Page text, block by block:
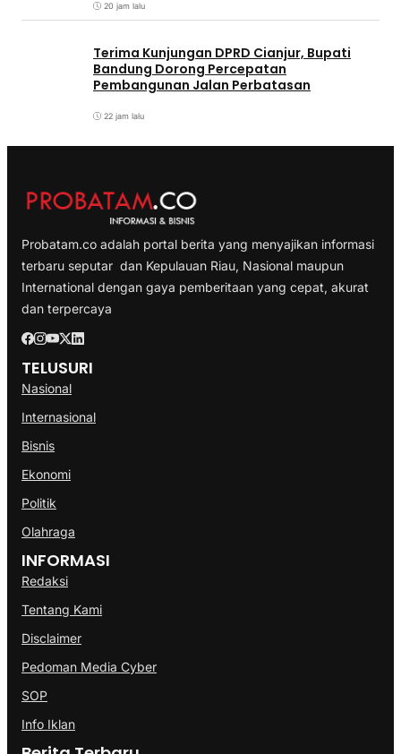
20 jam lalu
Terima Kunjungan DPRD Cianjur, Bupati
Bandung Dorong Percepatan
Pembangunan Jalan Perbatasan
22 jam lalu
Probatam.co adalah portal berita yang menyajikan informasi
terbaru seputar dan Kepulauan Riau, Nasional maupun
International dengan gaya pemberitaan yang cepat, akurat
dan terpercaya
TELUSURI
Nasional
Internasional
Bisnis
Ekonomi
Politik
Olahraga
INFORMASI
Redaksi
Tentang Kami
Disclaimer
Pedoman Media Cyber
SOP
Info Iklan